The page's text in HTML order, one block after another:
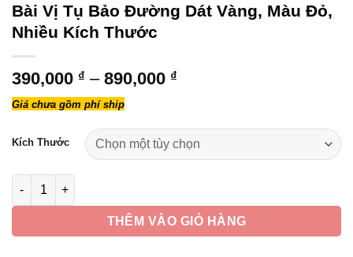
Bài Vị Tụ Bảo Đường Dát Vàng, Màu Đỏ,
Nhiều Kích Thước
390,000 ₫ – 890,000 ₫
390,000 ₫
đến
890,000 ₫
Giá chưa gồm phí ship
Kích Thước
Bài Vị Tụ Bảo Đường Dát Vàng, Màu Đỏ, Nhiều Kích Thước số
THÊM VÀO GIỎ HÀNG